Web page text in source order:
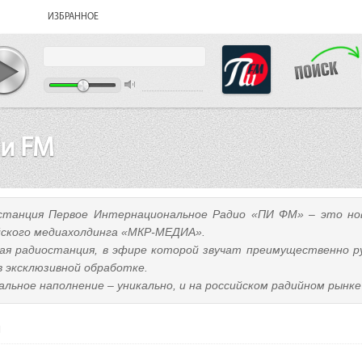
ИЗБРАННОЕ
FM
Первое Интернациональное Радио «ПИ ФМ» – это
медиахолдинга «МКР-МЕДИА».
радиостанция, в эфире которой звучат преимущественно
эксклюзивной обработке.
наполнение – уникально, и на российском радийном